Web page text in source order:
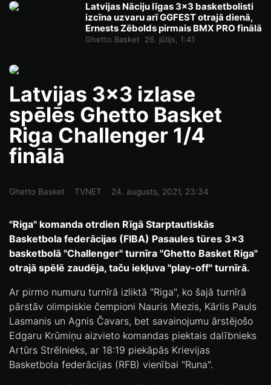
Latvijas Nāciju līgas 3x3 basketbolisti
izcīna uzvaru arī GGFEST otrajā dienā,
Ernests Zēbolds pirmais BMX PRO finālā
Ghetto Basket 26. jūlijs, 1:41
Latvijas 3x3 izlase
spēlēs Ghetto Basket
Riga Challenger 1/4
finālā
Ghetto Basket TVNET 24. augusts, 2021, 23:34
"Riga" komanda otrdien Rīgā Starptautiskās
Basketbola federācijas (FIBA) Pasaules tūres 3x3
basketbolā "Challenger" turnīra "Ghetto Basket Riga"
otrajā spēlē zaudēja, taču iekļuva "play-off" turnīrā.
Ar pirmo numuru turnīrā izliktā "Riga", ko šajā turnīrā
pārstāv olimpiskie čempioni Nauris Miezis, Kārlis Pauls
Lasmanis un Agnis Čavars, bet savainojumu ārstējošo
Edgaru Krūmiņu aizvieto komandas piektais dalībnieks
Artūrs Strēlnieks, ar 18:19 piekāpās Krievijas
Basketbola federācijas (RFB) vienībai "Runa".